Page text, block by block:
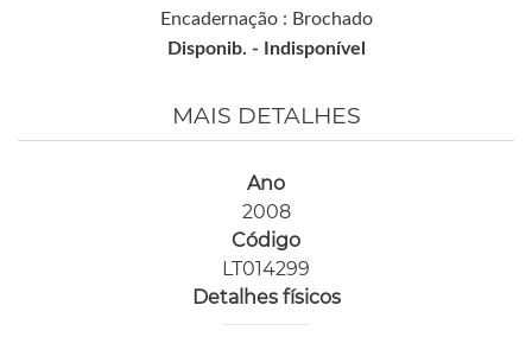
Encadernação : Brochado
Disponib. -
Indisponível
MAIS DETALHES
Ano
2008
Código
LT014299
Detalhes físicos